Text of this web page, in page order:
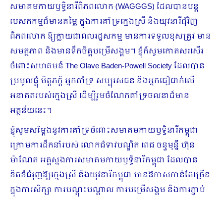
សមាគមកាយឫទ្ធិនារីពិភពលោក (WAGGGS) ដែលបានបន្ត
បេសកកម្មដ៏មានតម្លៃ ក្នុងការគាំទ្រក្មេងស្រី និងយុវនារីជុំវិញ
ពិភពលោក ឱ្យក្លាយជាពលរដ្ឋសកម្ម មានការទទួលខុសត្រូវ មាន
សមត្ថភាព និងមានទឹកចិត្តបម្រើសង្គម។ ខ្ញុំក៏សូមកោតសរសើរ
ចំពោះសហគមន៍ The Olave Baden-Powell Society ដែលបាន
ប្រមូលផ្តុំ មិត្តភក្តិ អ្នកគាំទ្រ សប្បុរសជន និងអ្នកជឿជាក់លើ
អនាគតរបស់ក្មេងស្រី ដើម្បីរួមចំណែកគាំទ្រចលនាដ៏មាន
អត្ថន័យនេះ។
ខ្ញុំសូមសម្តែងនូវការគាំទ្រចំពោះសមាគមកាយឫទ្ធិនារីកម្ពុជា
ក្រោមការដឹកនាំរបស់ លោកជំទាវបណ្ឌិត ពេជ ចន្ទមុន្នី ហ៊ុន
ម៉ាណែត អគ្គស្នងការសមាគមកាយឫទ្ធិនារីកម្ពុជា ដែលបាន
ខិតខំជំរុញឱ្យក្មេងស្រី និងយុវនារីកម្ពុជា មានឱកាសកាន់តែច្រើន
ក្នុងការសិក្សា ការបណ្តុះបណ្តាល ការបម្រើសង្គម និងការភ្ជាប់